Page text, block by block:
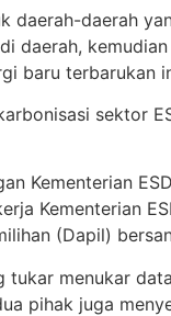
daerah-daerah
daerah,
baru terbarukan
sektor
Kementerian
Kementerian
(Dapil)
menukar
pihak juga